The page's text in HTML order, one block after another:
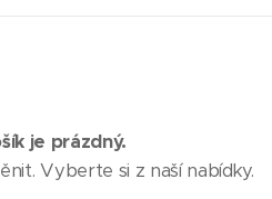
je prázdný.
Vyberte si z naší nabídky.